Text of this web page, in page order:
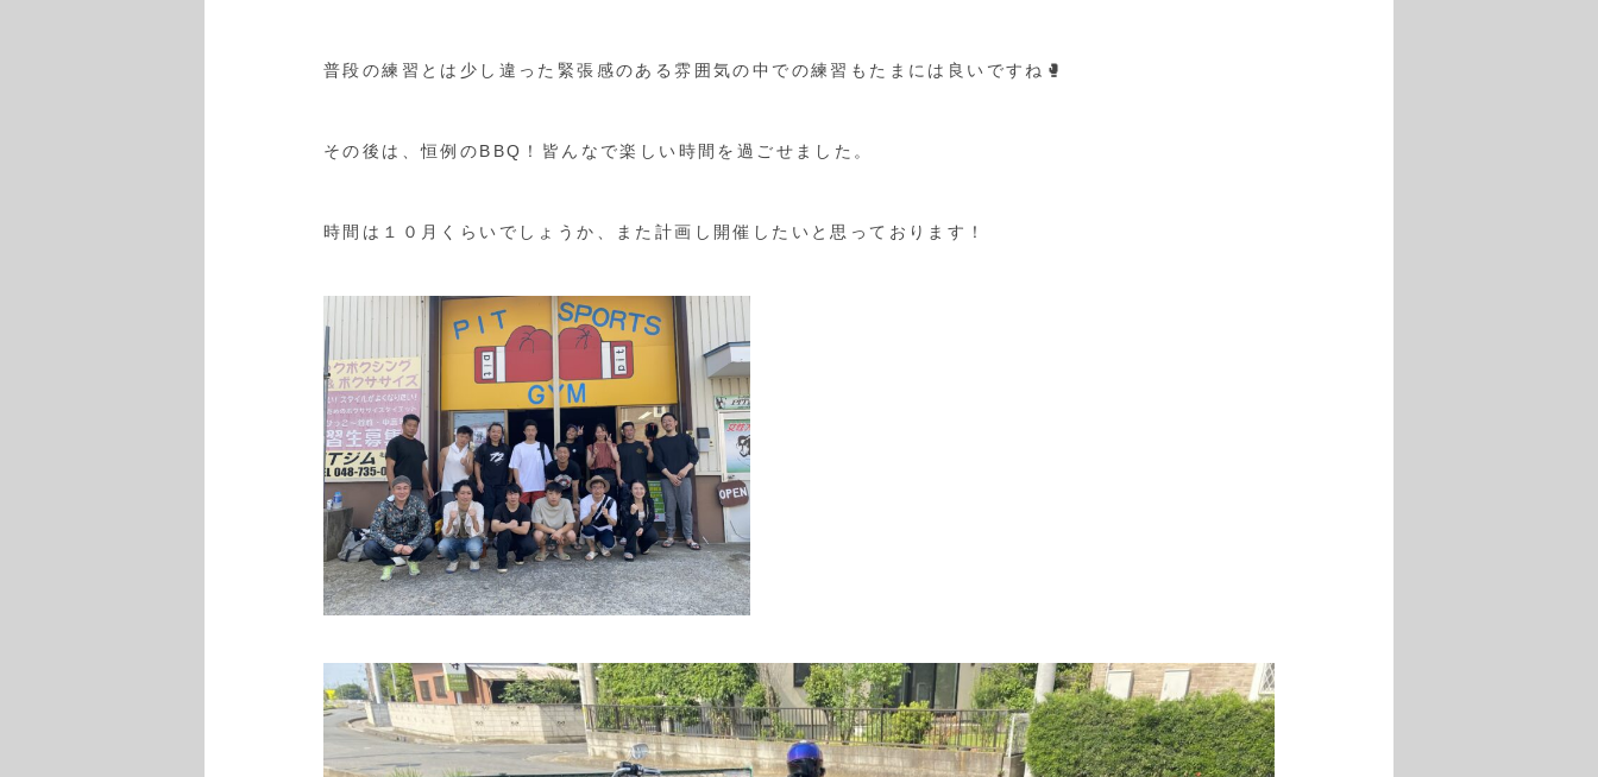
普段の練習とは少し違った緊張感のある雰囲気の中での練習もたまには良いですね🥊
その後は、恒例のBBQ！皆んなで楽しい時間を過ごせました。
時間は１０月くらいでしょうか、また計画し開催したいと思っております！